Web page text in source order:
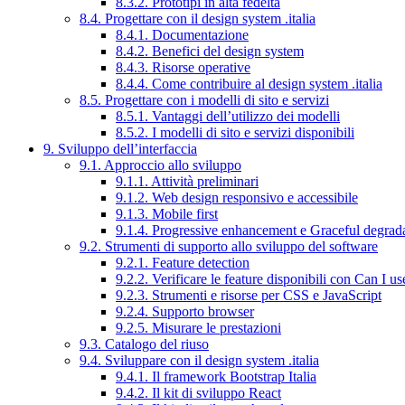
8.4. Progettare con il design system .italia
8.4.1. Documentazione
8.4.2. Benefici del design system
8.4.3. Risorse operative
8.4.4. Come contribuire al design system .italia
8.5. Progettare con i modelli di sito e servizi
8.5.1. Vantaggi dell’utilizzo dei modelli
8.5.2. I modelli di sito e servizi disponibili
9. Sviluppo dell’interfaccia
9.1. Approccio allo sviluppo
9.1.1. Attività preliminari
9.1.2. Web design responsivo e accessibile
9.1.3. Mobile first
9.1.4. Progressive enhancement e Graceful
9.2. Strumenti di supporto allo sviluppo del software
9.2.1. Feature detection
9.2.2. Verificare le feature disponibili con Can I
9.2.3. Strumenti e risorse per CSS e JavaScript
9.2.4. Supporto browser
9.2.5. Misurare le prestazioni
9.3. Catalogo del riuso
9.4. Sviluppare con il design system .italia
9.4.1. Il framework Bootstrap Italia
9.4.2. Il kit di sviluppo React